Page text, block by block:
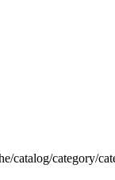
catalog/category/